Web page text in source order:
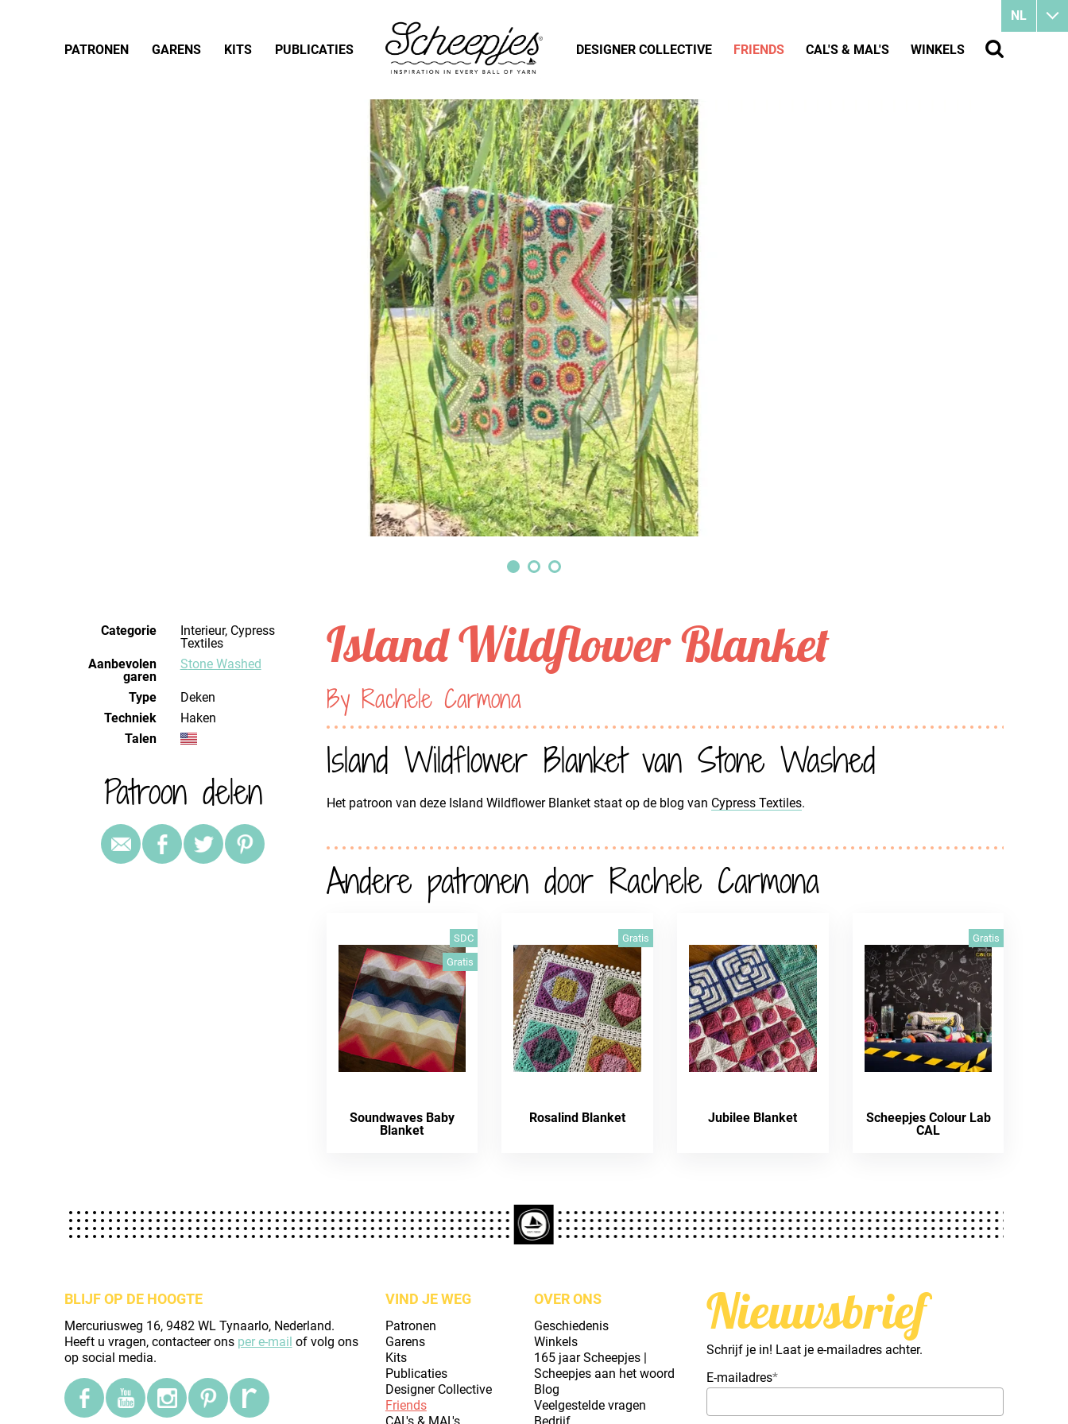
Categorie
Interieur, Cypress
Textiles
Aanbevolen
garen
Stone Washed
Type
Deken
Techniek
haken
Talen
Patroon delen
Island Wildflower Blanket
By Rachele Carmona
Island Wildflower Blanket van Stone Washed
Het patroon van deze Island Wildflower Blanket staat op de blog van Cypress Textiles.
Andere patronen door Rachele Carmona
SDC
Gratis
Soundwaves Baby
Blanket
Gratis
Rosalind Blanket Jubilee Blanket
Gratis
Scheepjes Colour Lab
CAL
BLIJF OP DE HOOGTE
Mercuriusweg 16, 9482 WL Tynaarlo, Nederland.
Heeft u vragen, contacteer ons per e-mail of volg ons
op social media.
VIND JE WEG
Patronen
Garens
Kits
Publicaties
Designer Collective
Friends
OVER ONS
Geschiedenis
Winkels
165 jaar Scheepjes |
Scheepjes aan het woord
Blog
Veelgestelde vragen
Nieuwsbrief
Schrijf je in! Laat je e-mailadres achter.
E-mailadres*
NL
PATRONEN GARENS KITS PUBLICATIES DESIGNER COLLECTIVE FRIENDS CAL'S & MAL'S WINKELS